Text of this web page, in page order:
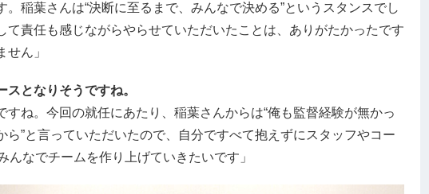
。稲葉さんは“決断に至るまで、みんなで決める”というスタンスでし
て責任も感じながらやらせていただいたことは、ありがたかったです
せん」
となりそうですね。
すね。今回の就任にあたり、稲葉さんからは“俺も監督経験が無かっ
ら”と言っていただいたので、自分ですべて抱えずにスタッフやコー
んなでチームを作り上げていきたいです」